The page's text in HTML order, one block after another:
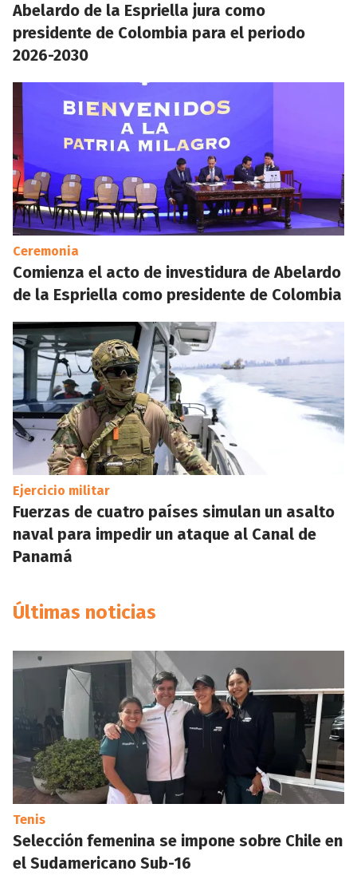
Abelardo de la Espriella jura como
presidente de Colombia para el periodo
2026-2030
Ceremonia
Comienza el acto de investidura de Abelardo
de la Espriella como presidente de Colombia
Ejercicio militar
Fuerzas de cuatro países simulan un asalto
naval para impedir un ataque al Canal de
Panamá
Últimas noticias
Tenis
Selección femenina se impone sobre Chile en
el Sudamericano Sub-16